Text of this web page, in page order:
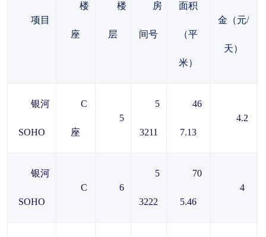
项目
楼
座
楼
层
房
间号
面积
（平
米）
金（元/
天）
银河
SOHO
C
座
5
5
3211
46
7.13
4.2
银河
SOHO
C 6
5
3222
70
5.46
4